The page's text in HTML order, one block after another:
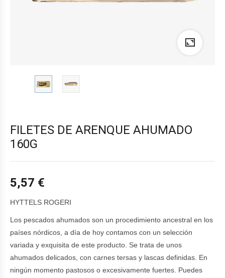
FILETES DE ARENQUE AHUMADO
160G
5,57 €
HYTTELS ROGERI
Los pescados ahumados son un procedimiento ancestral en los
países nórdicos, a día de hoy contamos con un selección
variada y exquisita de este producto. Se trata de unos
ahumados delicados, con carnes tersas y lascas definidas. En
ningún momento pastosos o excesivamente fuertes. Puedes